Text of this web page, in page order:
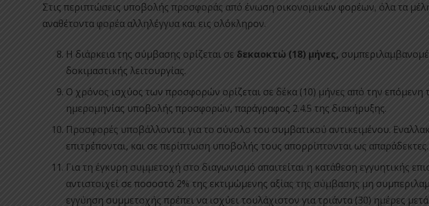
Στις περιπτώσεις υποβολής προσφοράς από ένωση οικονομικών φορέων, όλα τα
αναθέτοντα φορέα αλληλέγγυα και εις ολόκληρον.
Η διάρκεια της σύμβασης ορίζεται σε δεκαοκτώ (18) μήνες,
δοκιμαστικής λειτουργίας.
Ο χρόνος ισχύος των προσφορών ορίζεται σε δέκα (10) μήνες από την επόμενη
ημερομηνίας υποβολής προσφορών, παράγραφος 2.4.5 της διακήρυξης.
Προσφορές υποβάλλονται για το σύνολο του συμβατικού αντικειμένου.
επιτρέπονται, και σε περίπτωση υποβολής τους απορρίπτονται ως απαράδεκτες.
Για τη έγκυρη συμμετοχή στο διαγωνισμό απαιτείται η κατάθεση εγγυητικής
αντιστοιχεί σε ποσοστό 2% της εκτιμώμενης αξίας της σύμβασης μη
εγγύηση συμμετοχής πρέπει να ισχύει τουλάχιστον για τριάντα (30) ημέρες